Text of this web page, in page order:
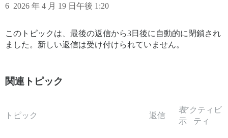
2026 年 4 月 19 日午後 1:20
6
このトピックは、最後の返信から3日後に自動的に閉鎖され
ました。新しい返信は受け付けられていません。
関連トピック
トピック 返信
表
示
アクティビ
ティ